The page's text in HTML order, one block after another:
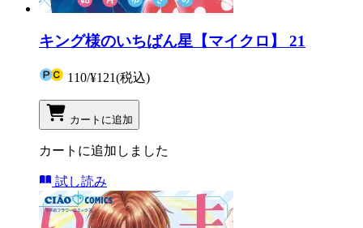
キング様のいちばん星【マイクロ】 21
110/¥121(税込)
カートに追加
カートに追加しました
試し読み